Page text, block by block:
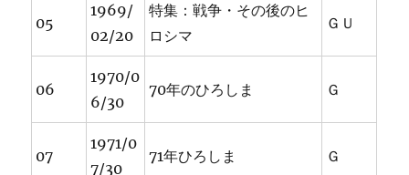
05
1969/
02/20
特集：戦争・その後のヒ
ロシマ
ＧＵ
06
1970/0
6/30
70年のひろしま Ｇ
07
1971/0
7/30
71年ひろしま Ｇ